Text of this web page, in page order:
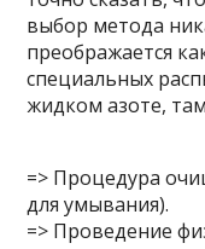
выбор метода
преображается
специальных
жидком азоте,
=> Процедура
для умывания).
=> Проведение